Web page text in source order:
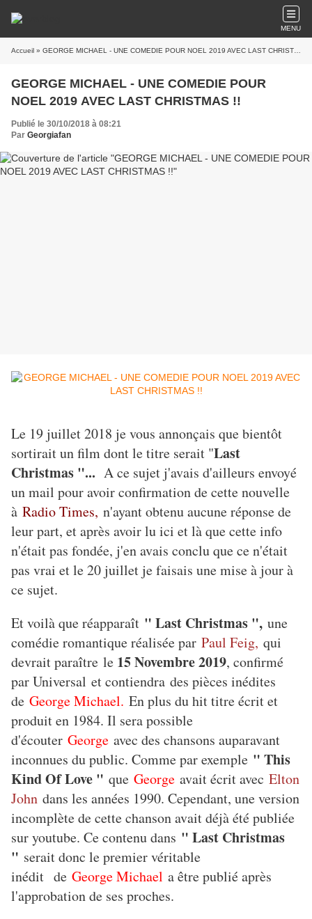
MENU
Accueil » GEORGE MICHAEL - UNE COMEDIE POUR NOEL 2019 AVEC LAST CHRISTMAS !!
GEORGE MICHAEL - UNE COMEDIE POUR
NOEL 2019 AVEC LAST CHRISTMAS !!
Publié le 30/10/2018 à 08:21
Par Georgiafan
Le 19 juillet 2018 je vous annonçais que bientôt
sortirait un film dont le titre serait "Last
Christmas "... A ce sujet j'avais d'ailleurs envoyé
un mail pour avoir confirmation de cette nouvelle
à Radio Times, n'ayant obtenu aucune réponse de
leur part, et après avoir lu ici et là que cette info
n'était pas fondée, j'en avais conclu que ce n'était
pas vrai et le 20 juillet je faisais une mise à jour à
ce sujet.
Et voilà que réapparaît " Last Christmas ", une
comédie romantique réalisée par Paul Feig, qui
devrait paraître le 15 Novembre 2019, confirmé
par Universal et contiendra des pièces inédites
de George Michael. En plus du hit titre écrit et
produit en 1984. Il sera possible
d'écouter George avec des chansons auparavant
inconnues du public. Comme par exemple " This
Kind Of Love " que George avait écrit avec Elton
John dans les années 1990. Cependant, une version
incomplète de cette chanson avait déjà été publiée
sur youtube. Ce contenu dans " Last Christmas
" serait donc le premier véritable
inédit de George Michael a être publié après
l'approbation de ses proches.